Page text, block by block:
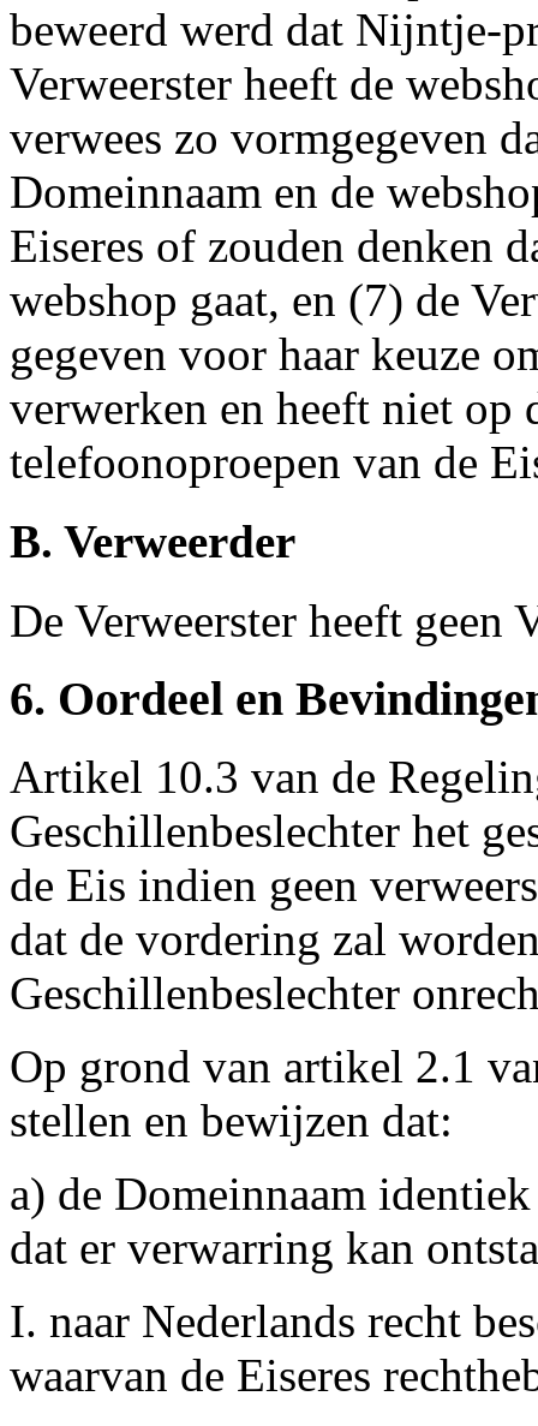
beweerd werd dat Nijntje-
Verweerster heeft de
verwees zo vormgegeven
Domeinnaam en de
Eiseres of zouden denken
webshop gaat, en (7) de
gegeven voor haar keuze
verwerken en heeft niet op
telefoonoproepen van de
B. Verweerder
De Verweerster heeft geen
6. Oordeel en
Artikel 10.3 van de
Geschillenbeslechter het
de Eis indien geen
dat de vordering zal
Geschillenbeslechter
Op grond van artikel 2.1
stellen en bewijzen dat:
a) de Domeinnaam
dat er verwarring kan
I. naar Nederlands recht
waarvan de Eiseres